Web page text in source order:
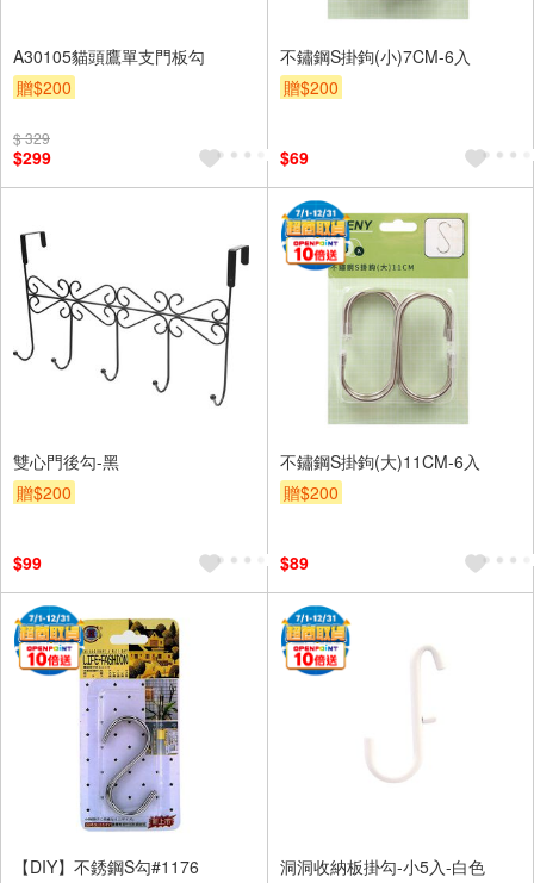
A30105貓頭鷹單支門板勾
贈$200
$ 329
$299
不鏽鋼S掛鉤(小)7CM-6入
贈$200
$69
雙心門後勾-黑
贈$200
$99
不鏽鋼S掛鉤(大)11CM-6入
贈$200
$89
【DIY】不銹鋼S勾#1176
洞洞收納板掛勾-小5入-白色